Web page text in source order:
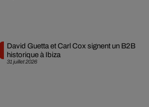
31 juillet 2026
David Guetta et Carl Cox signent un B2B
historique à Ibiza